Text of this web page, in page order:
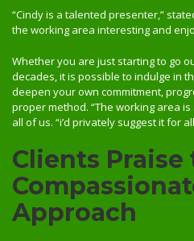
“Cindy is a talented presenter,”
the working area interesting and
Whether you are just starting to go
decades, it is possible to indulge in
deepen your own commitment,
proper method. “The working area
all of us. “i’d privately suggest it for
Clients
Approach